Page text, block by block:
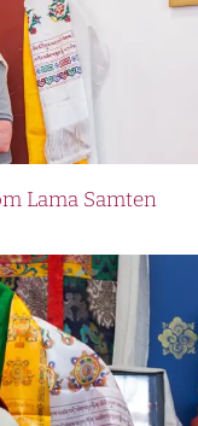
Lama Samten